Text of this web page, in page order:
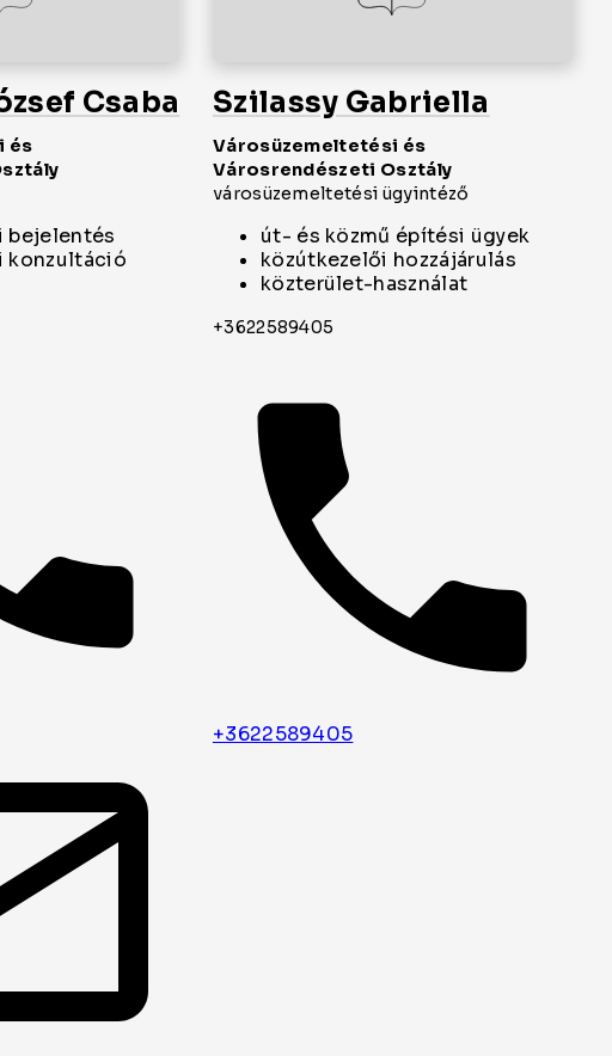
Csaba
és
bejelentés
konzultáció
Szilassy Gabriella
Városüzemeltetési és
Városrendészeti Osztály
városüzemeltetési ügyintéző
út- és közmű építési ügyek
közútkezelői hozzájárulás
közterület-használat
+3622589405
+3622589405